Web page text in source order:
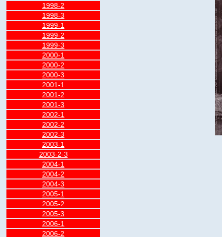
1998-2
1998-3
1999-1
1999-2
1999-3
2000-1
2000-2
2000-3
2001-1
2001-2
2001-3
2002-1
2002-2
2002-3
2003-1
2003-2-3
2004-1
2004-2
2004-3
2005-1
2005-2
2005-3
2006-1
2006-2